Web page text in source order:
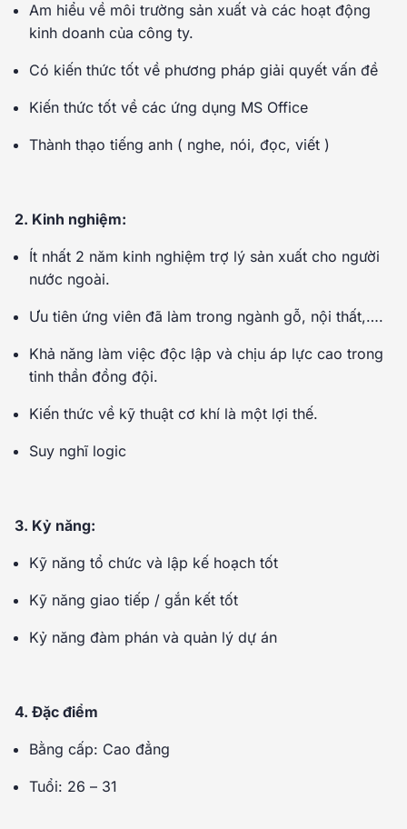
Am hiểu về môi trường sản xuất và các hoạt động
kinh doanh của công ty.
Có kiến thức tốt về phương pháp giải quyết vấn đề
Kiến thức tốt về các ứng dụng MS Office
Thành thạo tiếng anh ( nghe, nói, đọc, viết )
2. Kinh nghiệm:
Ít nhất 2 năm kinh nghiệm trợ lý sản xuất cho người
nước ngoài.
Ưu tiên ứng viên đã làm trong ngành gỗ, nội thất,….
Khả năng làm việc độc lập và chịu áp lực cao trong
tinh thần đồng đội.
Kiến thức về kỹ thuật cơ khí là một lợi thế.
Suy nghĩ logic
3. Kỷ năng:
Kỹ năng tổ chức và lập kế hoạch tốt
Kỹ năng giao tiếp / gắn kết tốt
Kỷ năng đàm phán và quản lý dự án
4. Đặc điểm
Bằng cấp: Cao đẳng
Tuổi: 26 – 31